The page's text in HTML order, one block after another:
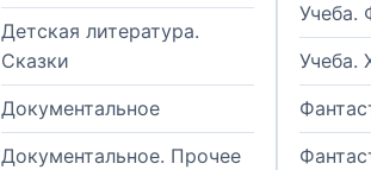
Детская литература.
Сказки
Документальное
Документальное. Прочее
Учеба.
Учеба.